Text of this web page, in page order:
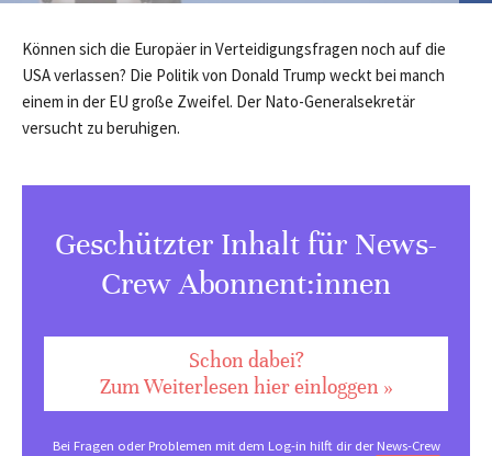
Können sich die Europäer in Verteidigungsfragen noch auf die
USA verlassen? Die Politik von Donald Trump weckt bei manch
einem in der EU große Zweifel. Der Nato-Generalsekretär
versucht zu beruhigen.
Geschützter Inhalt für News-
Crew Abonnent:innen
Schon dabei?
Zum Weiterlesen hier einloggen »
Bei Fragen oder Problemen mit dem Log-in hilft dir derNews-Crew